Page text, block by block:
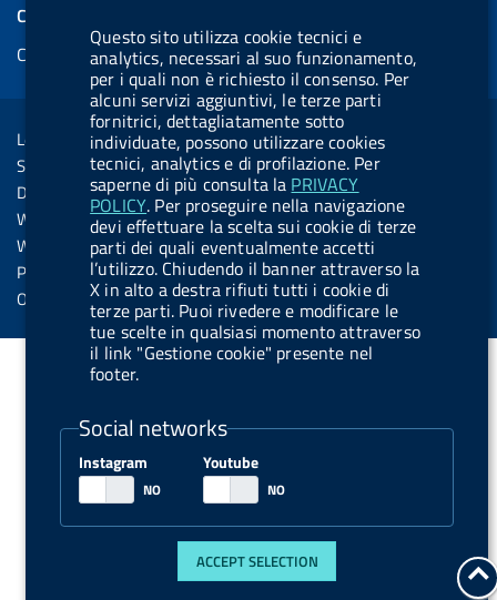
Questo sito utilizza cookie tecnici e
analytics, necessari al suo funzionamento,
per i quali non è richiesto il consenso. Per
alcuni servizi aggiuntivi, le terze parti
fornitrici, dettagliatamente sotto
individuate, possono utilizzare cookies
tecnici, analytics e di profilazione. Per
saperne di più consulta la PRIVACY
POLICY. Per proseguire nella navigazione
devi effettuare la scelta sui cookie di terze
parti dei quali eventualmente accetti
l’utilizzo. Chiudendo il banner attraverso la
X in alto a destra rifiuti tutti i cookie di
terze parti. Puoi rivedere e modificare le
tue scelte in qualsiasi momento attraverso
il link "Gestione cookie" presente nel
footer.
Social networks
Instagram Youtube
ACCEPT SELECTION
l
.
b
u
t
t
o
n
.
s
p
o
t
i
f
y
s
k
y
u
b
e
e
d
i
n
COOKIES
Cookie management
Sezione Link Utili
Legal notice
Social Media Policy
Dichiarazione di accessibilità
Web accessibility
Website statistics
Privacy
Online services